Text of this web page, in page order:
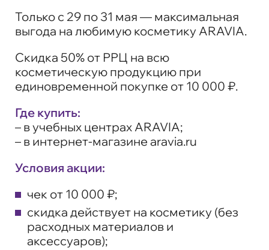
Только с 29 по 31 мая — максимальная
выгода на любимую косметику ARAVIA.
Скидка 50% от РРЦ на всю
косметическую продукцию при
единовременной покупке от 10 000 ₽.
Где купить:
– в учебных центрах ARAVIA;
– в интернет-магазине aravia.ru
Условия акции:
чек от 10 000 ₽;
скидка действует на косметику (без
расходных материалов и
аксессуаров);